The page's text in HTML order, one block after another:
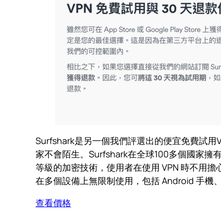
Surfshark是另一個我們評選出的便宜免費試
家不會陌生。Surfshark在全球100多個國家擁
等級的加密技術，使用者在使用 VPN 時不用
在多個設備上無限制使用，包括 Android 手
查看價格